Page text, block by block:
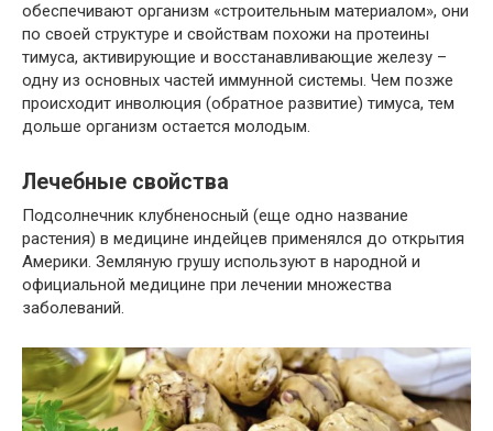
обеспечивают организм «строительным материалом», они
по своей структуре и свойствам похожи на протеины
тимуса, активирующие и восстанавливающие железу –
одну из основных частей иммунной системы. Чем позже
происходит инволюция (обратное развитие) тимуса, тем
дольше организм остается молодым.
Лечебные свойства
Подсолнечник клубненосный (еще одно название
растения) в медицине индейцев применялся до открытия
Америки. Земляную грушу используют в народной и
официальной медицине при лечении множества
заболеваний.